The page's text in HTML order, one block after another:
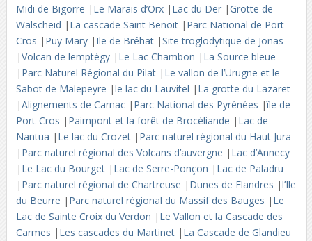
Midi de Bigorre | Le Marais d’Orx | Lac du Der |Grotte de
Walscheid | La cascade Saint Benoit | Parc National de Port
Cros | Puy Mary | Ile de Bréhat |Site troglodytique de Jonas
|Volcan de lemptégy | Le Lac Chambon | La Source bleue
| Parc Naturel Régional du Pilat | Le vallon de l’Urugne et le
Sabot de Malepeyre |le lac du Lauvitel | La grotte du Lazaret
|Alignements de Carnac | Parc National des Pyrénées |île de
Port-Cros | Paimpont et la forêt de Brocéliande | Lac de
Nantua | Le lac du Crozet | Parc naturel régional du Haut Jura
| Parc naturel régional des Volcans d’auvergne | Lac d’Annecy
| Le Lac du Bourget | Lac de Serre-Ponçon | Lac de Paladru
| Parc naturel régional de Chartreuse | Dunes de Flandres |l’Ile
du Beurre | Parc naturel régional du Massif des Bauges | Le
Lac de Sainte Croix du Verdon | Le Vallon et la Cascade des
Carmes | Les cascades du Martinet | La Cascade de Glandieu